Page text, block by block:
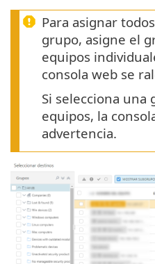
Para asignar
grupo, asigne el
equipos
consola web se
Si selecciona una
equipos, la
advertencia.